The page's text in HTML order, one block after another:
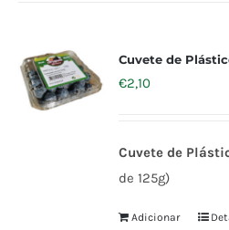
Cuvete de
€2,10
Cuvete de
de 125g)
Adicionar